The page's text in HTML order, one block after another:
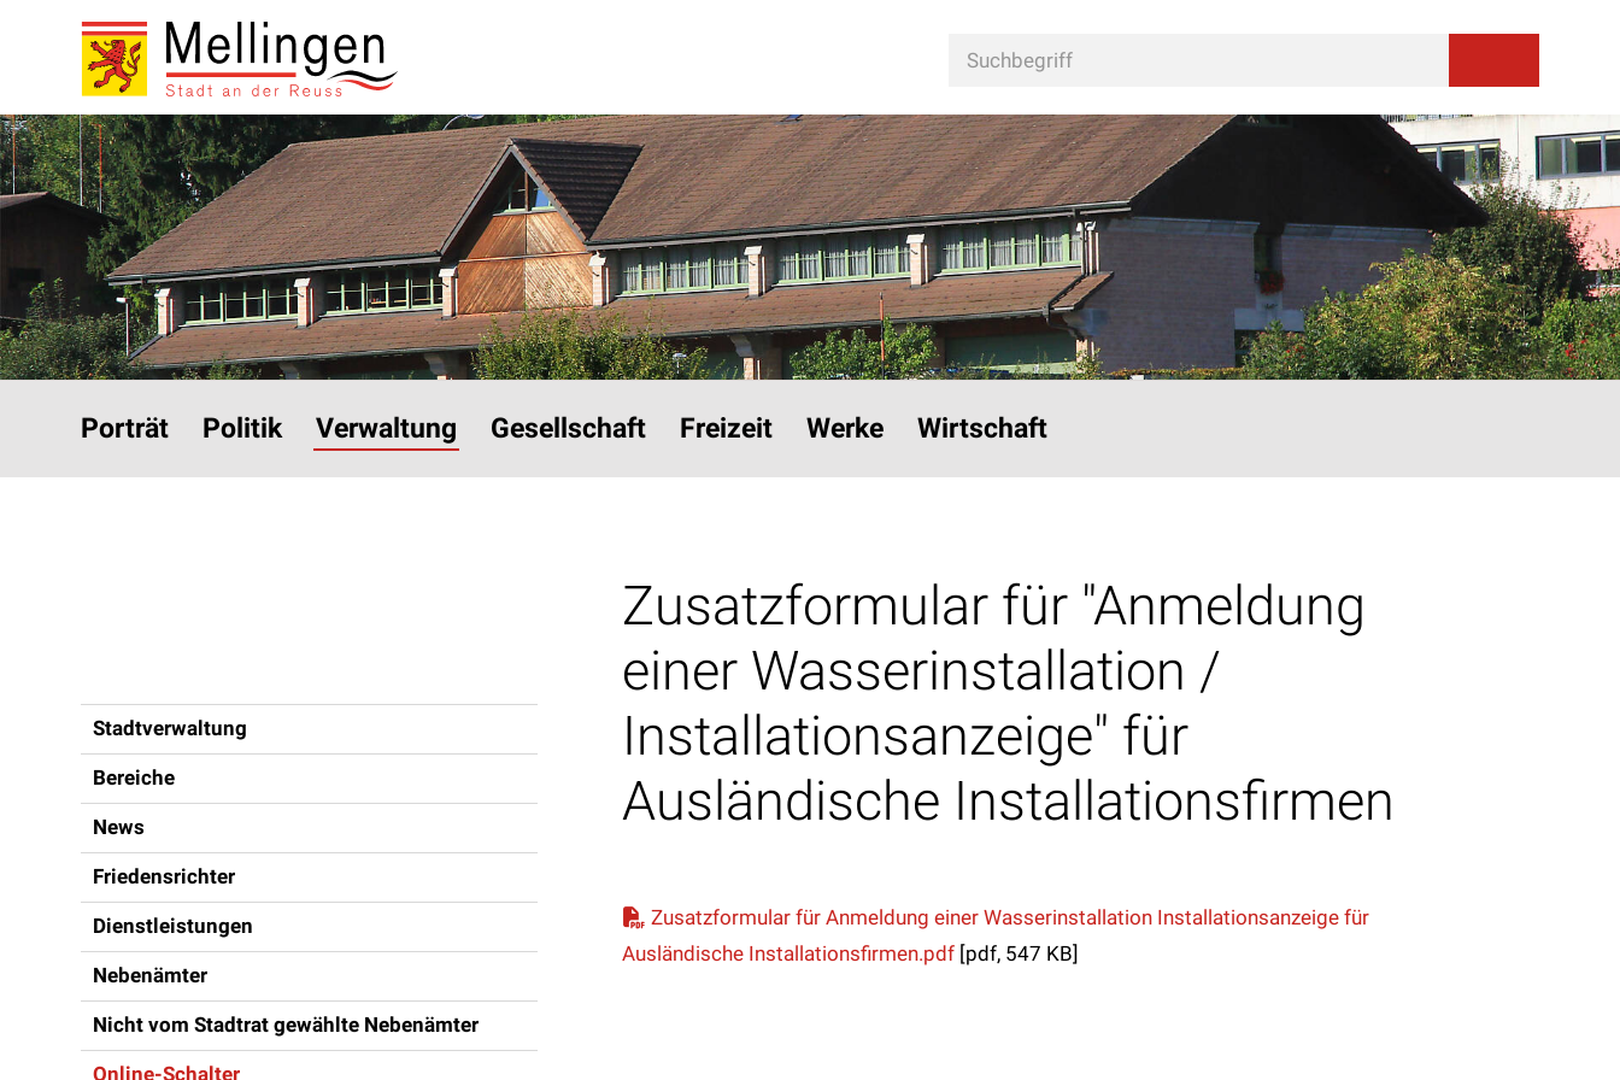
Navigieren in Mellingen
Schnellnavigation
Suchbegriff
Porträt
Politik Verwaltung Gesellschaft Freizeit Werke Wirtschaft
Inhaltsnavigation
Stadtverwaltung
Bereiche
News
Friedensrichter
Dienstleistungen
Nebenämter
Nicht vom Stadtrat gewählte Nebenämter
Online-Schalter
Zusatzformular für "Anmeldung
einer Wasserinstallation /
Installationsanzeige" für
Ausländische Installationsfirmen
Zusatzformular für Anmeldung einer Wasserinstallation Installationsanzeige für
Ausländische Installationsfirmen.pdf [pdf, 547 KB]